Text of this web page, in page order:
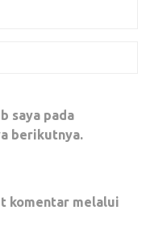
saya pada
berikutnya.
komentar melalui